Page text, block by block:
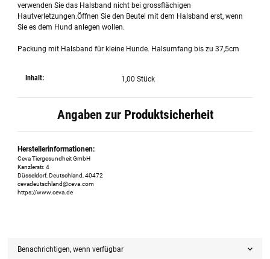
verwenden Sie das Halsband nicht bei grossflächigen
Hautverletzungen.Öffnen Sie den Beutel mit dem Halsband erst, wenn
Sie es dem Hund anlegen wollen.
Packung mit Halsband für kleine Hunde. Halsumfang bis zu 37,5cm
Inhalt: 1,00 Stück
Angaben zur Produktsicherheit
Herstellerinformationen:
Ceva Tiergesundheit GmbH
Kanzlerstr. 4
Düsseldorf, Deutschland, 40472
cevadeutschland@ceva.com
https://www.ceva.de
Benachrichtigen, wenn verfügbar